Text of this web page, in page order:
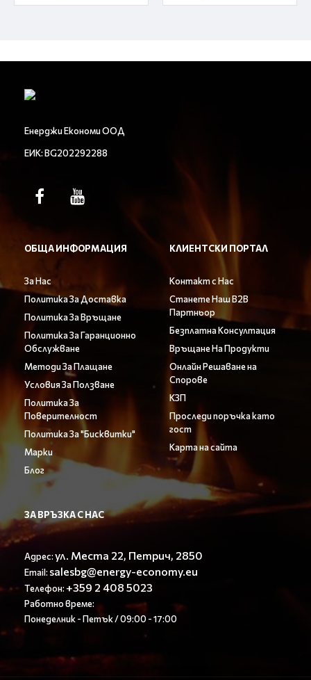
Енерджи Економи ООД
ЕИК: BG202292288
ОБЩА ИНФОРМАЦИЯ
За Нас
Политика За Доставка
Политика За Връщане
Политика За Гаранционно
Обслужване
Методи За Плащане
Условия За Ползване
Политика За
Поверителност
Политика За "Бисквитки"
Марки
Блог
КЛИЕНТСКИ ПОРТАЛ
Контакт с Нас
Станете Наш B2B
Партньор
Безплатна Консултация
Връщане На Продукти
Онлайн Решаване на
Спорове
КЗП
Проследи поръчка като
гост
Карта на сайта
ЗА ВРЪЗКА С НАС
Адрес:ул. Места 22, Петрич, 2850
Email: salesbg@energy-economy.eu
Телефон: +359 2 408 5023
Работно време:
Понеделник - Петък / 09:00 - 17:00